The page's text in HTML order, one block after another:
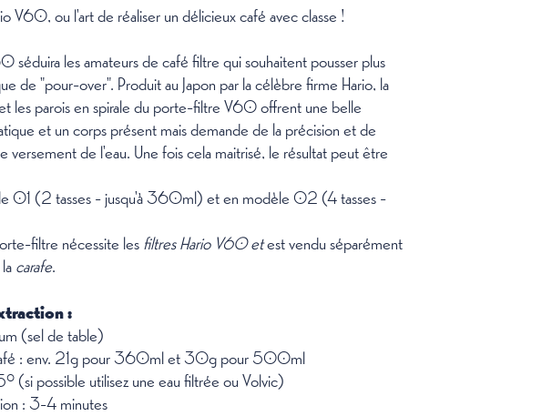
V60, ou l'art de réaliser un délicieux café avec classe !
séduira les amateurs de café filtre qui souhaitent pousser plus
de "pour-over". Produit au Japon par la célèbre firme Hario, la
les parois en spirale du porte-filtre V60 offrent une belle
et un corps présent mais demande de la précision et de
versement de l'eau. Une fois cela maitrisé, le résultat peut être
01 (2 tasses - jusqu'à 360ml) et en modèle 02 (4 tasses -
filtre nécessite lesfiltres Hario V60 etest vendu séparément
carafe.
:
(sel de table)
: env. 21g pour 360ml et 30g pour 500ml
(si possible utilisez une eau filtrée ou Volvic)
: 3-4 minutes